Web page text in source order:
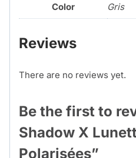
Color Gris
Reviews
There are no reviews yet.
Be the first to
Shadow X
Polarisées”